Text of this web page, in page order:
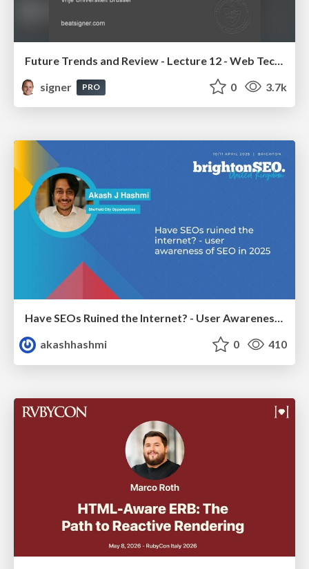
signer
PRO 0 3.7k
Have SEOs Ruined the Internet? - User Awareness of SEO in 2025
akashhashmi
0 410